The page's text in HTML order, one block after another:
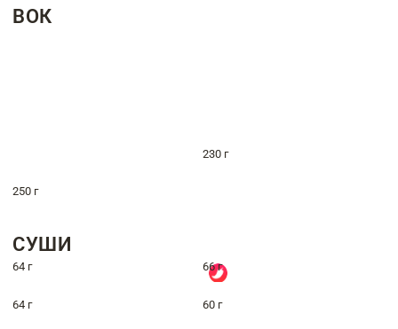
ВОК
230 г
250 г
СУШИ
64 г 66 г
64 г 60 г